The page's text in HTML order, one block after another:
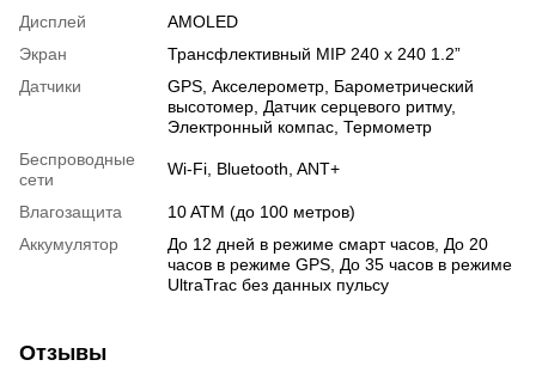
Дисплей
AMOLED
Экран
Трансфлективный MIP 240 x 240 1.2”
Датчики
GPS Акселерометр Барометрический
высотомер Датчик серцевого ритму,
Электронный компас Термометр
Беспроводные
сети
Wi-Fi Bluetooth ANT+
Влагозащита
10 ATM (до 100 метров)
Аккумулятор
До 12 дней в режиме смарт часов, До 20
часов в режиме GPS, До 35 часов в режиме
UltraTrac без данных пульсу
Отзывы